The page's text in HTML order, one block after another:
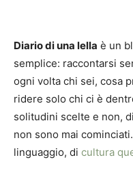
Diario di una lella è un
semplice: raccontarsi
ogni volta chi sei, cosa
ridere solo chi ci è
solitudini scelte e non,
non sono mai
linguaggio, di cultura